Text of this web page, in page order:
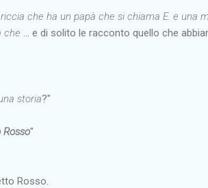
che ha un papà che si chiama E. e una
che
... e di solito le racconto quello che
storia?"
"
Rosso.